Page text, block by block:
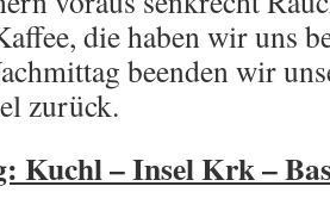
die haben wir uns
beenden wir
zurück.
Kuchl – Insel Krk –